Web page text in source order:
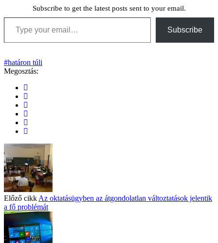
Subscribe to get the latest posts sent to your email.
Type your email…
Subscribe
#határon túli
Megosztás:
Előző cikk Az oktatásügyben az átgondolatlan változtatások jelentik
a fő problémát